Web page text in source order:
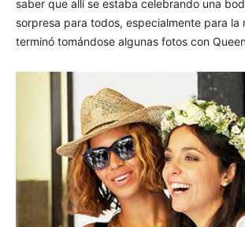
saber que allí se estaba celebrando una
sorpresa para todos, especialmente para la
terminó tomándose algunas fotos con